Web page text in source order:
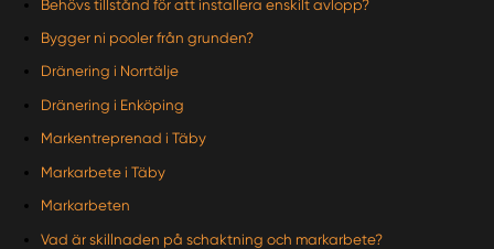
Behövs tillstånd för att installera enskilt avlopp?
Bygger ni pooler från grunden?
Dränering i Norrtälje
Dränering i Enköping
Markentreprenad i Täby
Markarbete i Täby
Markarbeten
Vad är skillnaden på schaktning och markarbete?